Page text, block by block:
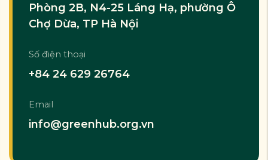
Phòng 2B, N4-25 Láng Hạ, phường Ô
Chợ Dừa, TP Hà Nội
Số điện thoại
+84 24 629 26764
Email
info@greenhub.org.vn